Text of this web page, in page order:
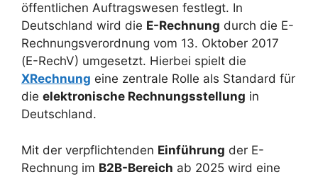
öffentlichen Auftragswesen festlegt. In
Deutschland wird die E-Rechnung durch die E-
Rechnungsverordnung vom 13. Oktober 2017
(E-RechV) umgesetzt. Hierbei spielt die
XRechnung eine zentrale Rolle als Standard für
die elektronische Rechnungsstellung in
Deutschland.
Mit der verpflichtenden Einführung der E-
Rechnung im B2B-Bereich ab 2025 wird eine